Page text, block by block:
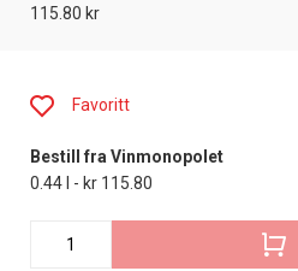
115.80 kr
Favoritt
Bestill fra Vinmonopolet
0.44 l - kr 115.80